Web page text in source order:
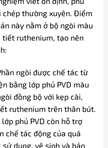
chép thường xuyên. Điểm
này nằm ở bộ ngòi màu
tiết ruthenium, tạo nên
ngòi được chế tác từ
bằng lớp phủ PVD màu
đồng bộ với kẹp cài,
ruthenium trên thân bút.
phủ PVD còn hỗ trợ
chế tác động của quá
dụng, vệ sinh và bảo